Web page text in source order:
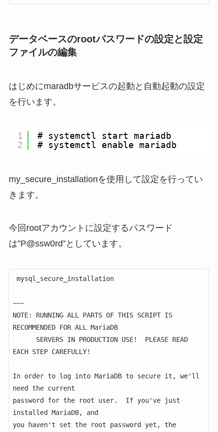
データベースのrootパスワードの設定と設定
ファイルの編集
はじめにmaradbサービスの起動と自動起動の設定
を行います。
1
2
# systemctl start mariadb
# systemctl enable mariadb
my_secure_installationを使用して設定を行ってい
きます。
今回rootアカウントに設定するパスワード
は”P@ssw0rd”としています。
~~~
NOTE: RUNNING ALL PARTS OF THIS SCRIPT IS
RECOMMENDED FOR ALL MariaDB
EACH STEP CAREFULLY!
In order to log into MariaDB to secure it, we'll
need the current
password for the root user.  If you've just
installed MariaDB, and
you haven't set the root password yet, the